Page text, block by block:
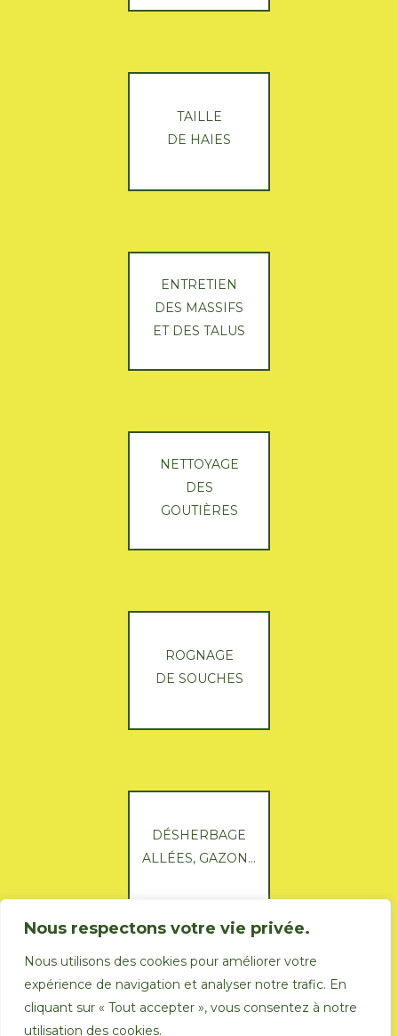
Nous respectons votre vie privée.
Nous utilisons des cookies pour améliorer votre
expérience de navigation et analyser notre trafic. En
cliquant sur « Tout accepter », vous consentez à notre
utilisation des cookies.
TAILLE
DE HAIES
ENTRETIEN
DES MASSIFS
ET DES TALUS
NETTOYAGE
DES
GOUTIÈRES
ROGNAGE
DE SOUCHES
DÉSHERBAGE
ALLÉES, GAZON…